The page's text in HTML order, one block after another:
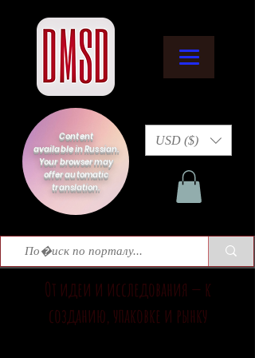
Content
available in Russian.
Your browser may
offer automatic
translation.
USD ($)
От идеи и исследования — к
созданию, упаковке и рынку